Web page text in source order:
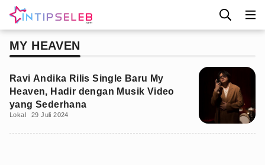
MY HEAVEN
Ravi Andika Rilis Single Baru My
Heaven, Hadir dengan Musik Video
yang Sederhana
Lokal 29 Juli 2024